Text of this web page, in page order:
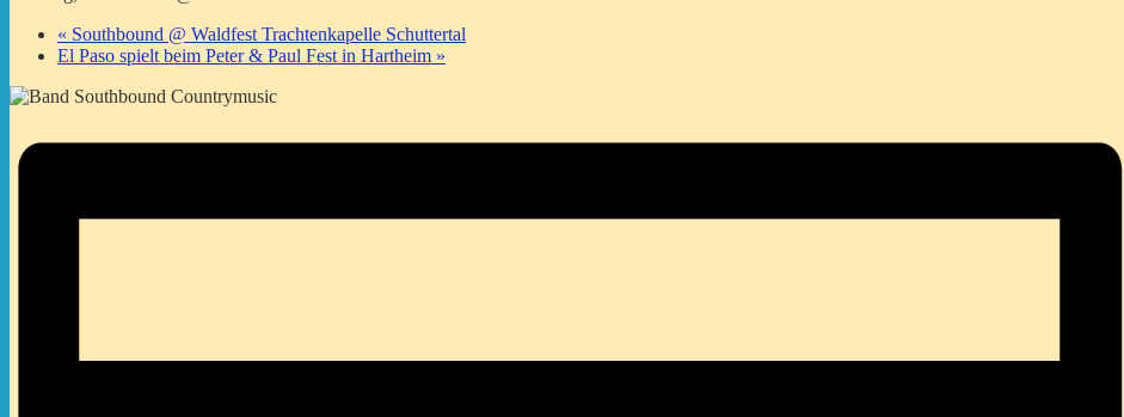
« Southbound @ Waldfest Trachtenkapelle Schuttertal
El Paso spielt beim Peter & Paul Fest in Hartheim »